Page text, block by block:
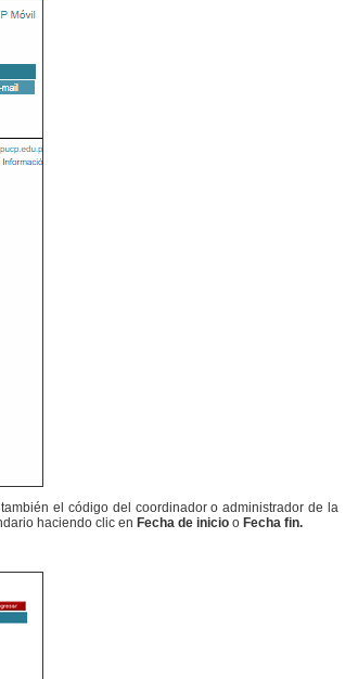
el código del coordinador o administrador de la
haciendo clic en Fecha de inicio o Fecha fin.